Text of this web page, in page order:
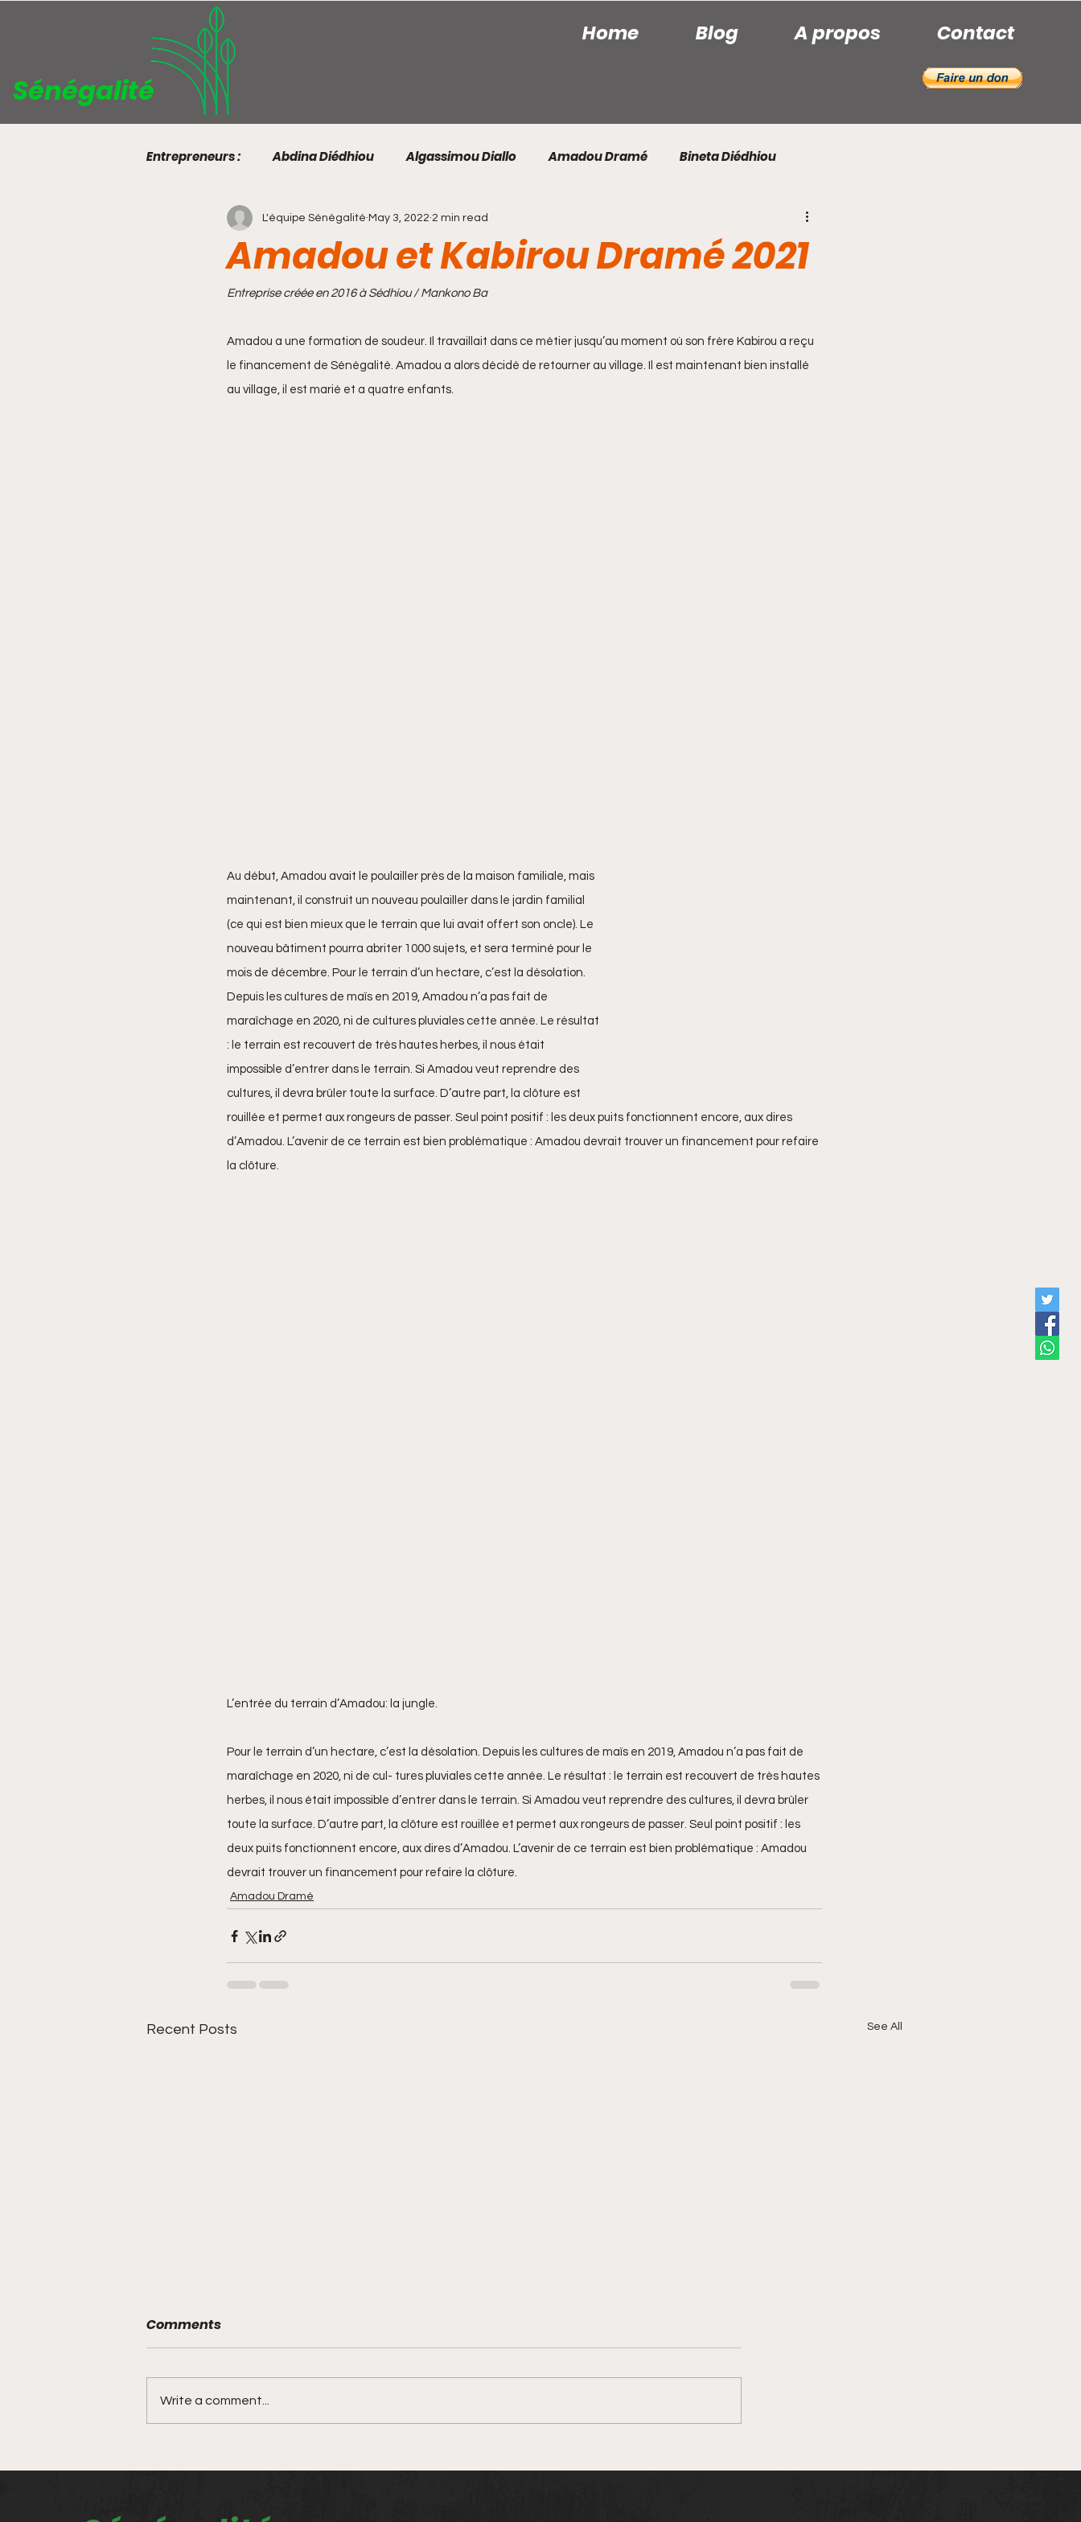
Sénégalité
Home Blog A propos Contact
Entrepreneurs : Abdina Diédhiou Algassimou Diallo Amadou Dramé Bineta Diédhiou
Boubacar Goudiaby Boubacar Sarr Fatima Mindeliouck
Khalifa Seye Lamine Sow Mame Samba Ndiaye
Ousmane Diallo Pape Malik Diop Sanou Keita Souleymane Badji Sylvestre Basséné
Amadou et Kabirou Dramé 2021
L'équipe Sénégalité May 3, 2022 2 min read
Entreprise créée en 2016 à Sédhiou / Mankono Ba
Amadou a une formation de soudeur. Il travaillait dans ce métier jusqu’au moment où son frère Kabirou a reçu
le financement de Sénégalité. Amadou a alors décidé de retourner au village. Il est maintenant bien installé
au village, il est marié et a quatre enfants.
Au début, Amadou avait le poulailler près de la maison familiale, mais
maintenant, il construit un nouveau poulailler dans le jardin familial
(ce qui est bien mieux que le terrain que lui avait offert son oncle). Le
nouveau bâtiment pourra abriter 1000 sujets, et sera terminé pour le
mois de décembre. Pour le terrain d’un hectare, c’est la désolation.
Depuis les cultures de maïs en 2019, Amadou n’a pas fait de
maraîchage en 2020, ni de cultures pluviales cette année. Le résultat
: le terrain est recouvert de très hautes herbes, il nous était
impossible d’entrer dans le terrain. Si Amadou veut reprendre des
cultures, il devra brûler toute la surface. D’autre part, la clôture est
rouillée et permet aux rongeurs de passer. Seul point positif : les deux puits fonctionnent encore, aux dires
d’Amadou. L’avenir de ce terrain est bien problématique : Amadou devrait trouver un financement pour refaire
la clôture.
L’entrée du terrain d’Amadou: la jungle.
Pour le terrain d’un hectare, c’est la désolation. Depuis les cultures de maïs en 2019, Amadou n’a pas fait de
maraîchage en 2020, ni de cul- tures pluviales cette année. Le résultat : le terrain est recouvert de très hautes
herbes, il nous était impossible d’entrer dans le terrain. Si Amadou veut reprendre des cultures, il devra brûler
toute la surface. D’autre part, la clôture est rouillée et permet aux rongeurs de passer. Seul point positif : les
deux puits fonctionnent encore, aux dires d’Amadou. L’avenir de ce terrain est bien problématique : Amadou
devrait trouver un financement pour refaire la clôture.
Amadou Dramé
Recent Posts See All
Dramé
Comments
Write a comment...